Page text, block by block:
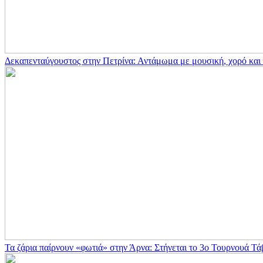
Δεκαπενταύγουστος στην Πετρίνα: Αντάμωμα με μουσική, χορό
Τα ζάρια παίρνουν «φωτιά» στην Άρνα: Στήνεται το 3ο Τουρνουά